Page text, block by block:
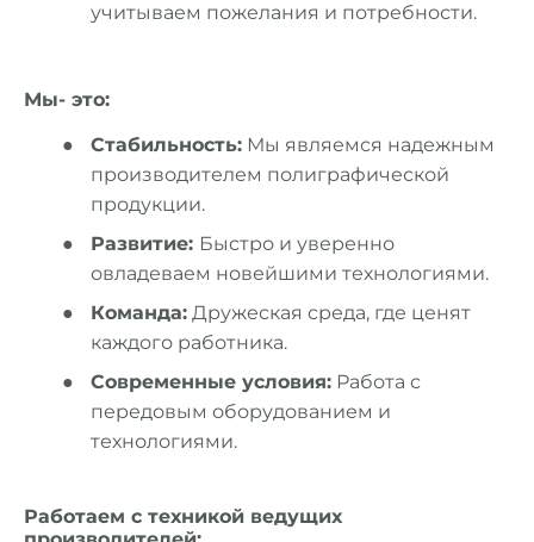
учитываем пожелания и потребности.
Мы- это:
Стабильность: Мы являемся надежным
производителем полиграфической
продукции.
Развитие: Быстро и уверенно
овладеваем новейшими технологиями.
Команда: Дружеская среда, где ценят
каждого работника.
Современные условия: Работа с
передовым оборудованием и
технологиями.
Работаем с техникой ведущих